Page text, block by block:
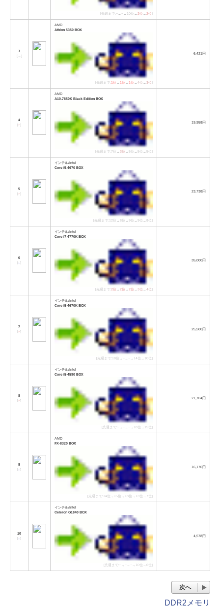
[先週まで:−→−→10位→2位 →2位]
3
[→ ]
AMD
Athlon 5350 BOX
[先週まで:1位 →1位 →1位 →4位 →3位]
6,421円
4
[↑]
AMD
A10-7850K Black Edition BOX
[先週まで:7位→3位 →5位→5位→5位]
19,958円
5
[↑]
インテル/Intel
Core i5-4670 BOX
[先週まで:12位→8位→9位→9位→8位]
23,738円
6
[↓]
インテル/Intel
Core i7-4770K BOX
[先週まで:2位 →2位 →2位 →3位 →4位]
35,000円
7
[↑]
インテル/Intel
Core i5-4670K BOX
[先週まで:18位→−→−→14位→10位]
25,500円
8
[↑]
インテル/Intel
Core i5-4590 BOX
[先週まで:−→−→−→18位→15位]
21,704円
9
[↓]
AMD
FX-8320 BOX
[先週まで:14位→15位→18位→13位→7位]
16,170円
10
[↓]
インテル/Intel
Celeron G1840 BOX
[先週まで:−→−→−→10位→6位]
4,578円
次へ
DDR2メモリ